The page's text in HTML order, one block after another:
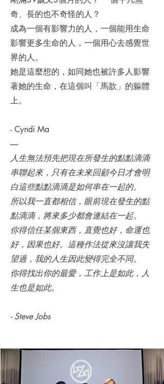
奇、長的也不奇怪的人？
​成為一個有影響力的人，一個能用生命
影響更多生命的人，一個用心去感覺世
界的人。
她是這麼想的，如同她也被許多人影響
著她的生命，在這個叫「馬歆」的軀體
上。
- Cyndi Ma
-----
人生無法預先把現在所發生的點點滴滴
串聯起來，只有在未來回顧今日才會明
白這些點點滴滴是如何串在一起的。
所以我一直都相信，眼前現在發生的點
點滴滴，將來多少都會連結在一起。
你得信任某個東西，直覺也好，命運也
好，因果也好。這種作法從來沒讓我失
望過，我的人生因此變得完全不同。
你得找出你的最愛，工作上是如此，人
生也是如此。
- Steve Jobs